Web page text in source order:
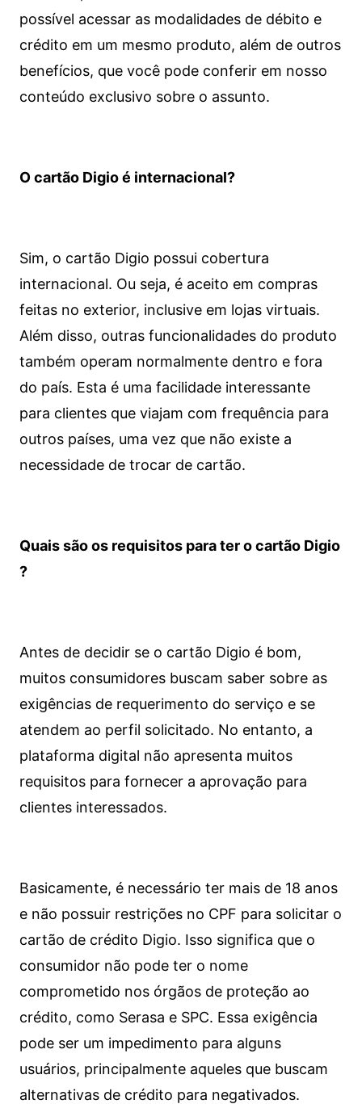
possível acessar as modalidades de débito e
crédito em um mesmo produto, além de outros
benefícios, que você pode conferir em nosso
conteúdo exclusivo sobre o assunto.
O cartão Digio é internacional?
Sim, o cartão Digio possui cobertura
internacional. Ou seja, é aceito em compras
feitas no exterior, inclusive em lojas virtuais.
Além disso, outras funcionalidades do produto
também operam normalmente dentro e fora
do país. Esta é uma facilidade interessante
para clientes que viajam com frequência para
outros países, uma vez que não existe a
necessidade de trocar de cartão.
Quais são os requisitos para ter o cartão Digio
?
Antes de decidir se o cartão Digio é bom,
muitos consumidores buscam saber sobre as
exigências de requerimento do serviço e se
atendem ao perfil solicitado. No entanto, a
plataforma digital não apresenta muitos
requisitos para fornecer a aprovação para
clientes interessados.
Basicamente, é necessário ter mais de 18 anos
e não possuir restrições no CPF para solicitar o
cartão de crédito Digio. Isso significa que o
consumidor não pode ter o nome
comprometido nos órgãos de proteção ao
crédito, como Serasa e SPC. Essa exigência
pode ser um impedimento para alguns
usuários, principalmente aqueles que buscam
alternativas de crédito para negativados.